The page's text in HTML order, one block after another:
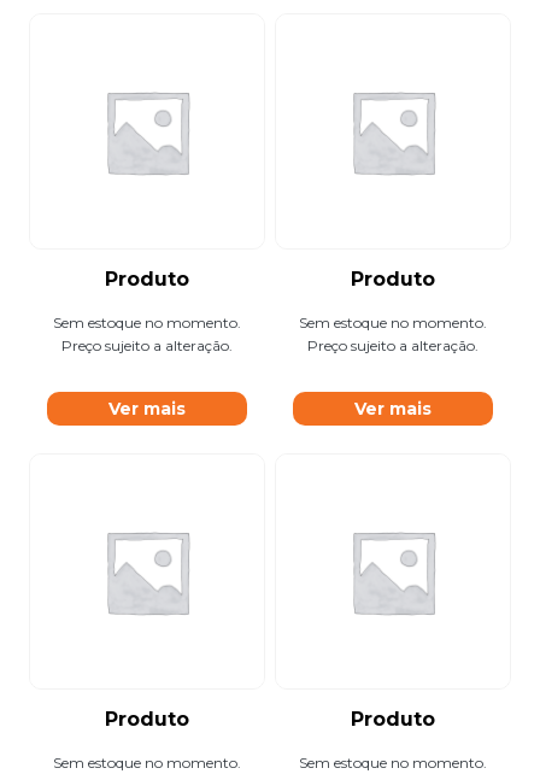
Produto
Sem estoque no momento.
Preço sujeito a alteração.
Ver mais
Produto
Sem estoque no momento.
Preço sujeito a alteração.
Ver mais
Produto
Sem estoque no momento.
Produto
Sem estoque no momento.